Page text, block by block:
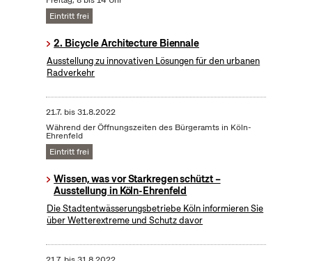
Eintritt frei
2. Bicycle Architecture Biennale
Ausstellung zu innovativen Lösungen für den urbanen
Radverkehr
21.7. bis31.8.2022
Während der Öffnungszeiten des Bürgeramts in Köln-
Ehrenfeld
Eintritt frei
Wissen, was vor Starkregen schützt –
Ausstellung in Köln-Ehrenfeld
Die Stadtentwässerungsbetriebe Köln informieren Sie
über Wetterextreme und Schutz davor